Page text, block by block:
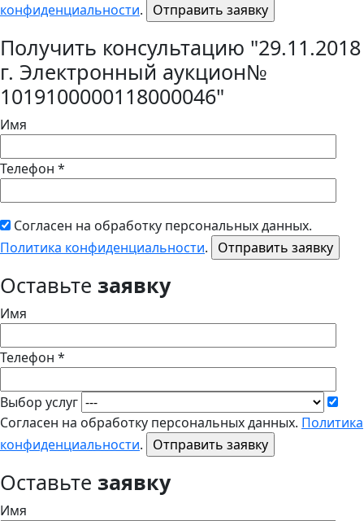
конфиденциальности.
Получить консультацию "29.11.2018
г. Электронный аукцион№
1019100000118000046"
Имя
Телефон *
Согласен на обработку персональных данных.
Политика конфиденциальности.
Оставьте заявку
Имя
Телефон *
Выбор услуг
Согласен на обработку персональных данных. Политика
конфиденциальности.
Оставьте заявку
Имя